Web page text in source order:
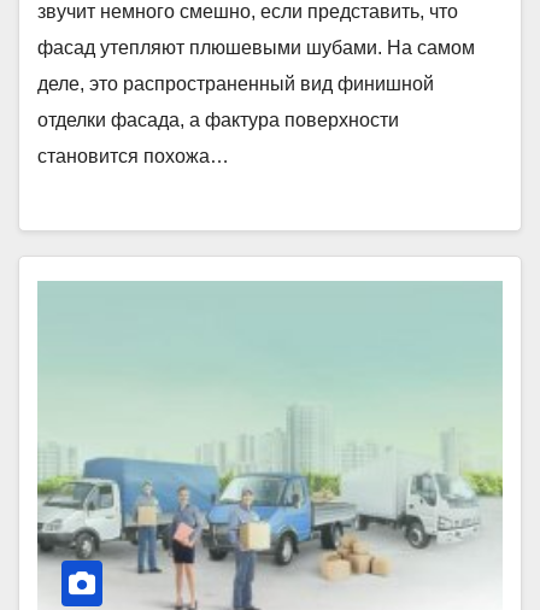
звучит немного смешно, если представить, что
фасад утепляют плюшевыми шубами. На самом
деле, это распространенный вид финишной
отделки фасада, а фактура поверхности
становится похожа…